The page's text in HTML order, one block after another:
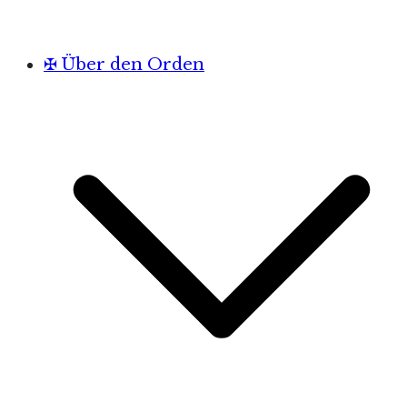
✠ Über den Orden